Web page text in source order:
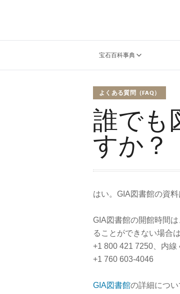
宝石百科事典
よくある質問（FAQ）
誰でも
すか？
はい。GIA図書館の資
GIA図書館の開館時間
ることができない場合は
+1 800 421 7250、内線
+1 760 603-4046
GIA図書館の詳細につい